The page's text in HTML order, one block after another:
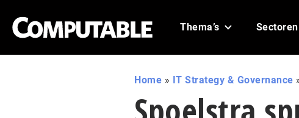
Thema’s Sectoren
Home » IT Strategy & Governance